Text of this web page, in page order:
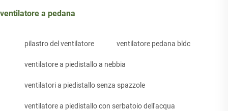
ventilatore a pedana
pilastro del ventilatore ventilatore pedana bldc
ventilatore a piedistallo a nebbia
ventilatori a piedistallo senza spazzole
ventilatore a piedistallo con serbatoio dell'acqua